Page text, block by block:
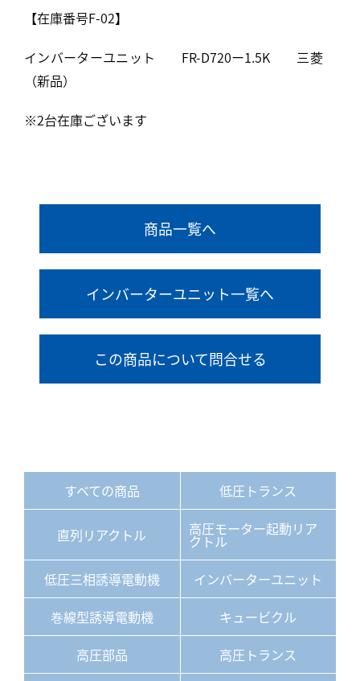
【在庫番号F-02】
インバーターユニット FR-D720ー1.5K 三菱
（新品）
※2台在庫ございます
商品一覧へ
インバーターユニット一覧へ
この商品について問合せる
すべての商品 低圧トランス
直列リアクトル 高圧モーター起動リア
クトル
低圧三相誘導電動機
インバーターユニット
巻線型誘導電動機
キュービクル
高圧部品
高圧トランス